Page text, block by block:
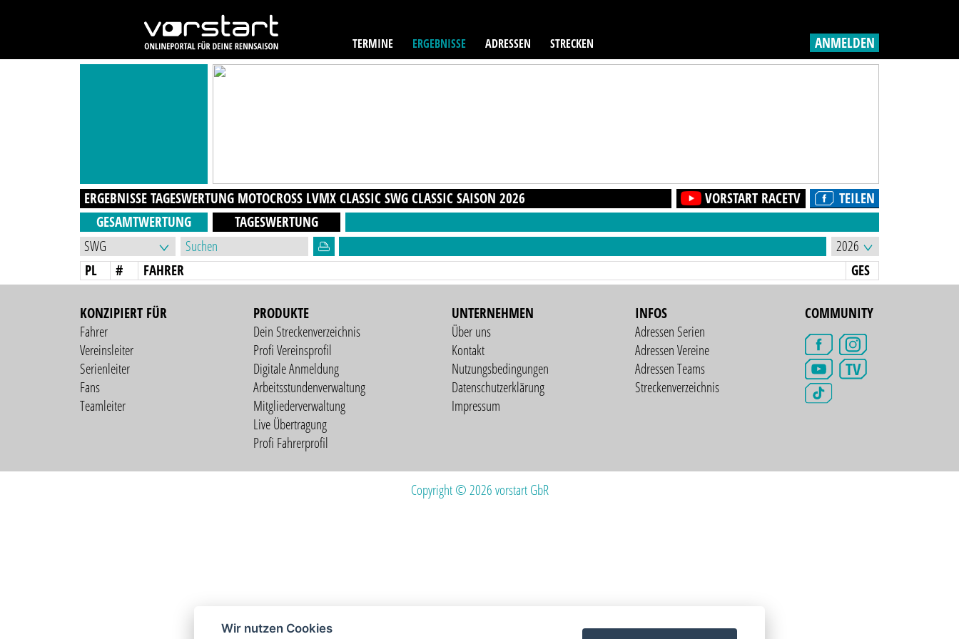
TERMINE ERGEBNISSE ADRESSEN STRECKEN ANMELDEN
ERGEBNISSE TAGESWERTUNG MOTOCROSS LVMX CLASSIC SWG CLASSICSAISON2026 TEILEN
VORSTART RACETV
GESAMTWERTUNG
TAGESWERTUNG
PL # FAHRER GES
KONZIPIERT FÜR
Fahrer
Vereinsleiter
Serienleiter
Fans
Teamleiter
PRODUKTE
Dein Streckenverzeichnis
Profi Vereinsprofil
Digitale Anmeldung
Arbeitsstundenverwaltung
Mitgliederverwaltung
Live Übertragung
Profi Fahrerprofil
UNTERNEHMEN
Über uns
Kontakt
Nutzungsbedingungen
Datenschutzerklärung
Impressum
INFOS
Adressen Serien
Adressen Vereine
Adressen Teams
Streckenverzeichnis
COMMUNITY
TV
Copyright © 2026 vorstart GbR
Wir nutzen Cookies